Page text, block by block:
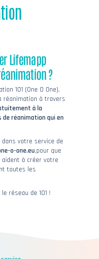
Lifemapp
?
101 (One O One),
réanimation à travers
à la
réanimation qui en
votre service de
o-one.eu,pour que
aident à créer votre
toutes les
réseau de 101 !